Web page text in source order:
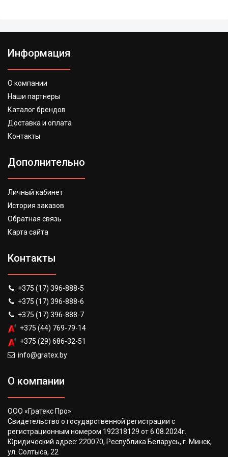
Информация
О компании
Наши партнеры
Каталог брендов
Доставка и оплата
Контакты
Дополнительно
Личный кабинет
История заказов
Обратная связь
Карта сайта
Контакты
+375 (17) 396-888-5
+375 (17) 396-888-6
+375 (17) 396-888-7
+375 (44) 769-79-14
+375 (29) 686-32-51
info@gratex.by
О компании
ООО «Гратекс Про»
Свидетельство о государственной регистрации с
регистрационным номером 192318129 от 6.08.2024г.
Юридический адрес: 220070, Республика Беларусь, г. Минск,
ул. Солтыса, 22